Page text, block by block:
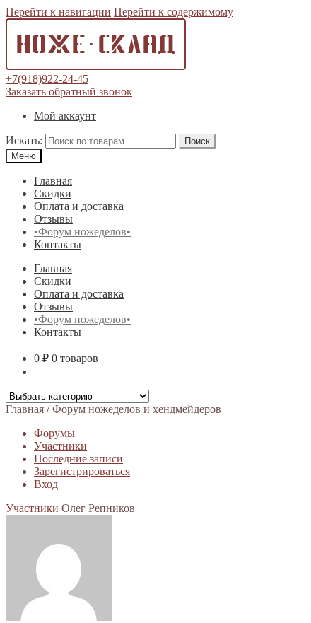
Перейти к навигации Перейти к содержимому
+7(918)922-24-45
Заказать обратный звонок
Мой аккаунт
Искать:
Поиск
Меню
Главная
Скидки
Оплата и доставка
Отзывы
•Форум ножеделов•
Контакты
Главная
Скидки
Оплата и доставка
Отзывы
•Форум ножеделов•
Контакты
0 ₽ 0 товаров
Главная /Форум ножеделов и хендмейдеров
Форумы
Участники
Последние записи
Зарегистрироваться
Вход
Участники Олег Репников